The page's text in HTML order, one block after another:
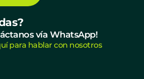
vía WhatsApp!
para hablar con nosotros